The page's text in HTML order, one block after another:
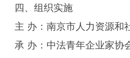
四、组织实施
主 办：南京市人力资源和
承 办：中法青年企业家协